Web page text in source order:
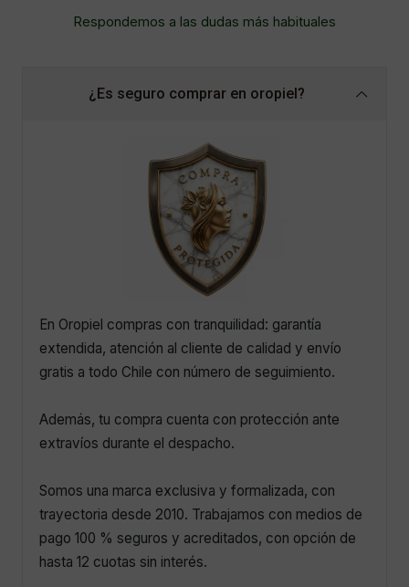
Respondemos a las dudas más habituales
¿Es seguro comprar en oropiel?
En Oropiel compras con tranquilidad: garantía
extendida, atención al cliente de calidad y envío
gratis a todo Chile con número de seguimiento.
Además, tu compra cuenta con protección ante
extravíos durante el despacho.
Somos una marca exclusiva y formalizada, con
trayectoria desde 2010. Trabajamos con medios de
pago 100 % seguros y acreditados, con opción de
hasta 12 cuotas sin interés.